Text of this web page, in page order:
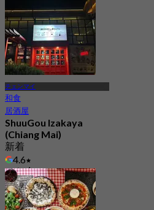
チェンマイ
和食
居酒屋
ShuuGou Izakaya
(Chiang Mai)
新着
4.6
から฿ 212.5